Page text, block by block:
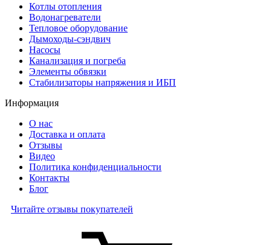
Котлы отопления
Водонагреватели
Тепловое оборудование
Дымоходы-сэндвич
Насосы
Канализация и погреба
Элементы обвязки
Стабилизаторы напряжения и ИБП
Информация
О нас
Доставка и оплата
Отзывы
Видео
Политика конфиденциальности
Контакты
Блог
Читайте отзывы покупателей